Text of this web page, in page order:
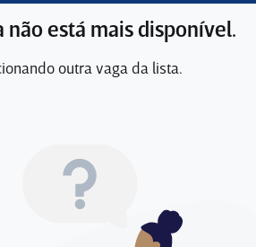
não está mais disponível.
outra vaga da lista.